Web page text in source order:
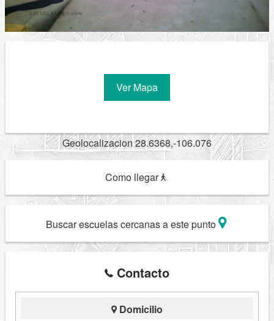
Ver Mapa
Geolocalizacion 28.6368,-106.076
Como llegar
Buscar escuelas cercanas a este punto
Contacto
Domicilio